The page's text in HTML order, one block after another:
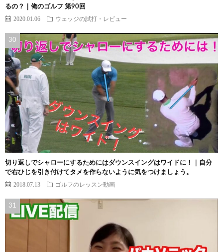
るの？｜俺のゴルフ 第90回
2020.01.06 ウェッジの試打・レビュー
切り返しでシャローにするためにはダウンスイングはワイドに！｜自分
で右ひじを引き付けてタメを作らないように気をつけましょう。
2018.07.13 ゴルフのレッスン動画